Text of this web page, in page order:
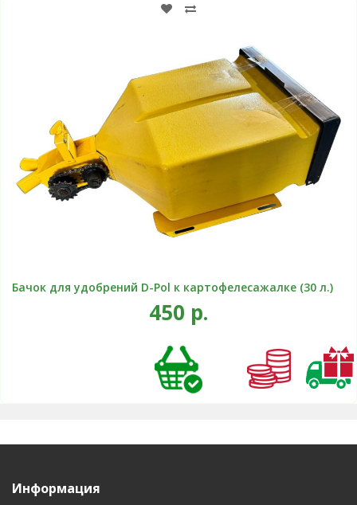
Бачок для удобрений D-Pol к картофелесажалке (30 л.)
450 р.
Информация